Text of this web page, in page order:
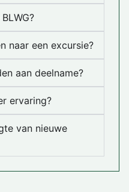
naar een excursie?
aan deelname?
ervaring?
van nieuwe